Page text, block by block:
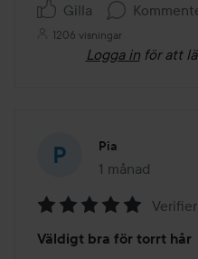
Gilla
1206 visningar
Logga in för att
Pia
1 månad
Inlägget
5
Väldigt bra för torrt hår